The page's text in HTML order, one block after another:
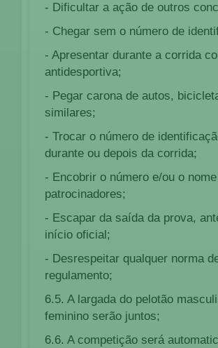
- Dificultar a ação de outros
- Chegar sem o número de
- Apresentar durante a corrida
antidesportiva;
- Pegar carona de autos,
similares;
- Trocar o número de
durante ou depois da corrida;
- Encobrir o número e/ou o
patrocinadores;
- Escapar da saída da prova,
início oficial;
- Desrespeitar qualquer norma
regulamento;
6.5. A largada do pelotão
feminino serão juntos;
6.6. A competição será